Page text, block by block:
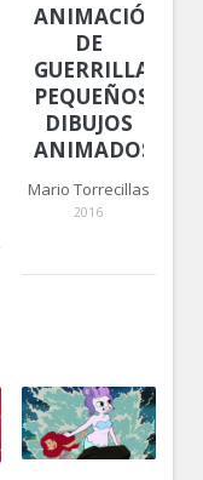
ANIMACIÓN
DE
GUERRILLA.
PEQUEÑOS
DIBUJOS
ANIMADOS
Mario Torrecillas
2016